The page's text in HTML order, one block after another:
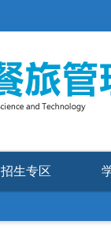
招生专区